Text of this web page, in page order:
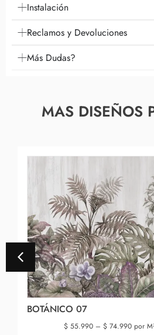
Instalación
Reclamos y Devoluciones
Más Dudas?
MAS DISEÑOS
BOTÁNICO 07
$55.990 – $74.990por